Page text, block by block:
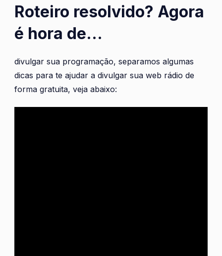
Roteiro resolvido? Agora
é hora de…
divulgar sua programação, separamos algumas
dicas para te ajudar a divulgar sua web rádio de
forma gratuita, veja abaixo: